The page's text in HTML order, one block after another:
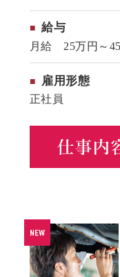
給与
月給 25万円～
雇用形態
正社員